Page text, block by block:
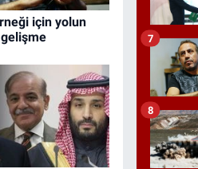
için yolun
7
8